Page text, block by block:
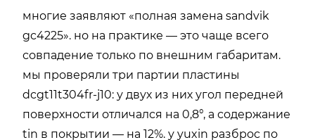
многие заявляют «полная замена sandvik
gc4225». но на практике — это чаще всего
совпадение только по внешним габаритам.
мы проверяли три партии пластины
dcgt11t304fr-j10: у двух из них угол передней
поверхности отличался на 0,8°, а содержание
tin в покрытии — на 12%. у yuxin разброс по